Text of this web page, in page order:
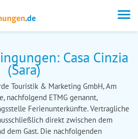
Casa Cinzia
(Sara)
Touristik & Marketing GmbH, Am
nachfolgend ETMG genannt,
Ferienunterkünfte. Vertragliche
direkt zwischen dem
dem Gast. Die nachfolgenden